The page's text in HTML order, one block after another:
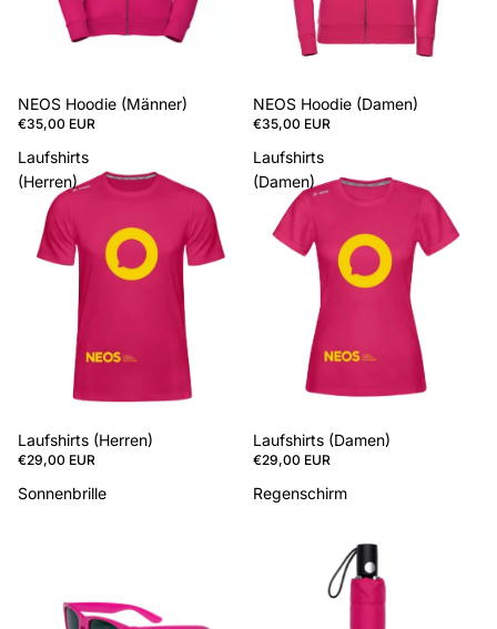
NEOS Hoodie (Männer)
€35,00 EUR
NEOS Hoodie (Damen)
€35,00 EUR
Laufshirts
(Herren)
Laufshirts (Herren)
€29,00 EUR
Laufshirts
(Damen)
Laufshirts (Damen)
€29,00 EUR
Sonnenbrille Regenschirm